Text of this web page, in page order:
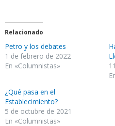
Relacionado
Petro y los debates
1 de febrero de 2022
En «Columnistas»
¿Qué pasa en el
Establecimiento?
5 de octubre de 2021
En «Columnistas»